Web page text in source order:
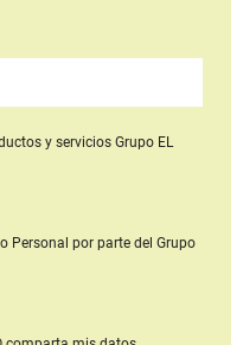
y serviciosGrupo EL
Personal por parte del Grupo